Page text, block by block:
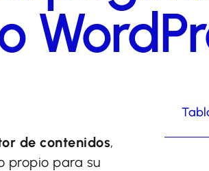
de contenidos,
propio para su